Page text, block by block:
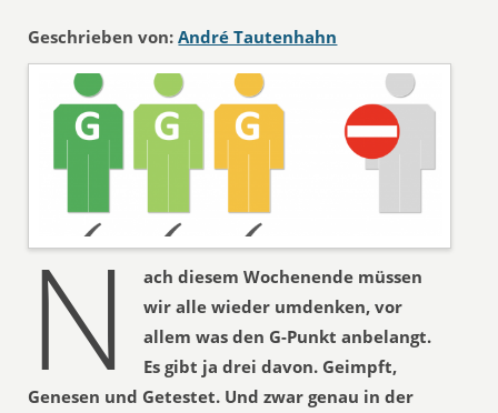
Geschrieben von: André Tautenhahn
N
ach diesem Wochenende müssen
wir alle wieder umdenken, vor
allem was den G-Punkt anbelangt.
Es gibt ja drei davon. Geimpft,
Genesen und Getestet. Und zwar genau in der